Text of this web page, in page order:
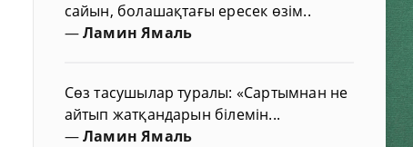
сайын, болашақтағы ересек өзім..
—Ламин Ямаль
Сөз тасушылар туралы: «Сартымнан не
айтып жатқандарын білемін...
—Ламин Ямаль